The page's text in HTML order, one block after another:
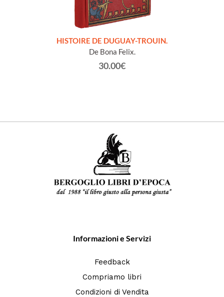
HISTOIRE DE DUGUAY-TROUIN.
De Bona Felix.
30.00€
Informazioni e Servizi
Feedback
Compriamo libri
Condizioni di Vendita